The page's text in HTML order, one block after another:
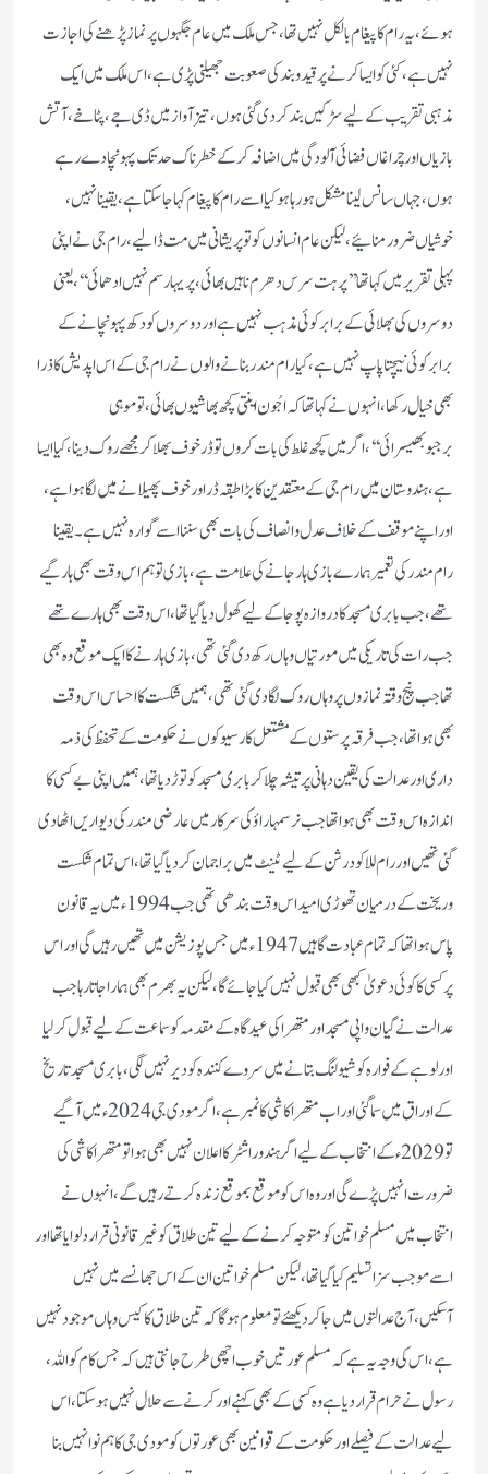
ہوئے، یہ رام کا پیغام بالکل نہیں تھا، جس ملک میں عام جگہوں پر نماز پڑھنے کی اجازت
نہیں ہے، کئی کو ایسا کرنے پر قید وبند کی صعوبت جھیلنی پڑی ہے ، اس ملک میں ایک
مذہبی تقریب کے لیے سڑکیں بند کر دی گئی ہوں، تیز آواز میں ڈی جے، پٹاخے، آتش
بازیاں اور چراغاں فضائی آلودگی میں اضافہ کرکے خطرناک حد تک پہونچا دے رہے
ہوں، جہاں سانس لینا مشکل ہو رہاہو کیا اسے رام کا پیغام کہا جا سکتا ہے ، یقینا نہیں،
خوشیاں ضرور منائیے، لیکن عام انسانوں کو تو پریشانی میں مت ڈالیے، رام جی نے اپنی
پہلی تقریر میں کہا تھا’’پرہت سرس دھرم ناہیں بھائی، پریہارسم نہیں ادھمائی‘‘،یعنی
دوسروں کی بھلائی کے برابر کوئی مذہب نہیں ہے اور دوسروں کو دکھ پہونچانے کے
برابر کوئی نیچتا پاپ نہیں ہے، کیا رام مندر بنانے والوں نے رام جی کے اس اپدیش کاذرا
بھی خیال رکھا، انہوں نے کہا تھا کہ اجُون اینتی کچھ بھاشیوں بھائی، تو موہی
برجبوبھیسرائی‘‘، اگر میں کچھ غلط کی بات کروں تو ڈرخوف بھلاکر مجھے روک دینا ، کیا ایسا
ہے، ہندوستان میں رام جی کے معتقدین کا بڑا طبقہ ڈراور خوف پھیلانے میں لگا ہوا ہے ،
اور اپنے موقف کے خلاف عدل وانصاف کی بات بھی سننا اسے گوارہ نہیں ہے ۔یقینا
رام مندر کی تعمیر ہمارے بازی ہار جانے کی علامت ہے، بازی تو ہم اس وقت بھی ہار گیے
تھے، جب بابری مسجد کا دروازہ پوجا کے لیے کھول دیا گیا تھا، اس وقت بھی ہارے تھے
جب رات کی تاریکی میں مورتیاں وہاں رکھ دی گئی تھی، بازی ہارنے کا ایک موقع وہ بھی
تھا جب پنج وقتہ نمازوں پر وہاں روک لگادی گئی تھی ، ہمیں شکست کا احساس اس وقت
بھی ہوا تھا، جب فرقہ پرستوں کے مشتعل کارسیوکوں نے حکومت کے تحفظ کی ذمہ
داری اور عدالت کی یقین دہانی پر تیشہ چلا کر بابری مسجد کو توڑ دیا تھا، ہمیں اپنی بے کسی کا
اندازہ اس وقت بھی ہوا تھا جب نرسمہا راؤ کی سرکار میں عارضی مندر کی دیواریں اٹھا دی
گئی تھیں اور رام للا کو درشن کے لیے ٹینٹ میں براجمان کر دیا گیا تھا، اس تمام شکست
وریخت کے درمیان تھوڑی امید اس وقت بندھی تھی جب 1994ء میں یہ قانون
پاس ہوا تھا کہ تمام عبادت گاہیں 1947ء میں جس پوزیشن میں تھیں رہیں گی اور اس
پر کسی کا کوئی دعویٰ کبھی بھی قبول نہیں کیا جا ئے گا، لیکن یہ بھرم بھی ہمارا جاتا رہا جب
عدالت نے گیان واپی مسجد اور متھرا کی عیدگاہ کے مقدمہ کو سماعت کے لیے قبول کر لیا
اور لوہے کے فوارہ کوشیو لنگ بتانے میں سروے کنندہ کو دیر نہیں لگی، بابری مسجد تاریخ
کے اوراق میں سما گئی اور اب متھرا کاشی کا نمبر ہے، اگر مودی جی 2024ء میں آگیے
تو 2029ء کے انتخاب کے لیے اگر ہندو راشٹر کا اعلان نہیں بھی ہوا تو متھرا کاشی کی
ضرورت انہیں پڑے گی اور وہ اس کو موقع بموقع زندہ کرتے رہیں گے، انہوں نے
انتخاب میں مسلم خواتین کو متوجہ کرنے کے لیے تین طلاق کو غیر قانونی قرار دلوایا تھا اور
اسے موجب سزا تسلیم کیا گیا تھا، لیکن مسلم خواتین ان کے اس جھانسے میں نہیں
آسکیں، آج عدالتوں میں جا کر دیکھئے تو معلوم ہوگا کہ تین طلاق کا کیس وہاں موجود نہیں
ہے، اس کی وجہ یہ ہے کہ مسلم عورتیں خوب اچھی طرح جانتی ہیں کہ جس کام کو اللہ،
رسول نے حرام قرار دیا ہے وہ کسی کے بھی کہنے اور کرنے سے حلال نہیں ہوسکتا، اس
لیے عدالت کے فیصلے اور حکومت کے قوانین بھی عورتوں کو مودی جی کا ہم نوا نہیں بنا